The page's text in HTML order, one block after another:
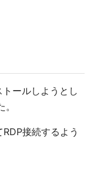
ールしようとし
接続するよう